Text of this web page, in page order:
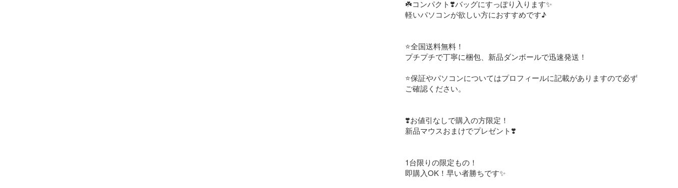
☘️コンパクト❣️バッグにすっぽり入ります✨
軽いパソコンが欲しい方におすすめです♪
⭐️全国送料無料！
プチプチで丁寧に梱包、新品ダンボールで迅速発送！
⭐️保証やパソコンについてはプロフィールに記載がありますので必ず
ご確認ください。
❣️お値引なしで購入の方限定！
新品マウスおまけでプレゼント❣️
1台限りの限定もの！
即購入OK！早い者勝ちです✨️